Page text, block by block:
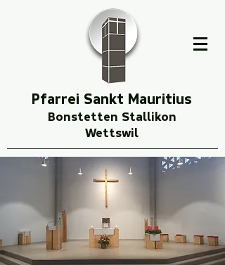
Pfarrei Sankt Mauritius
Bonstetten Stallikon
Wettswil